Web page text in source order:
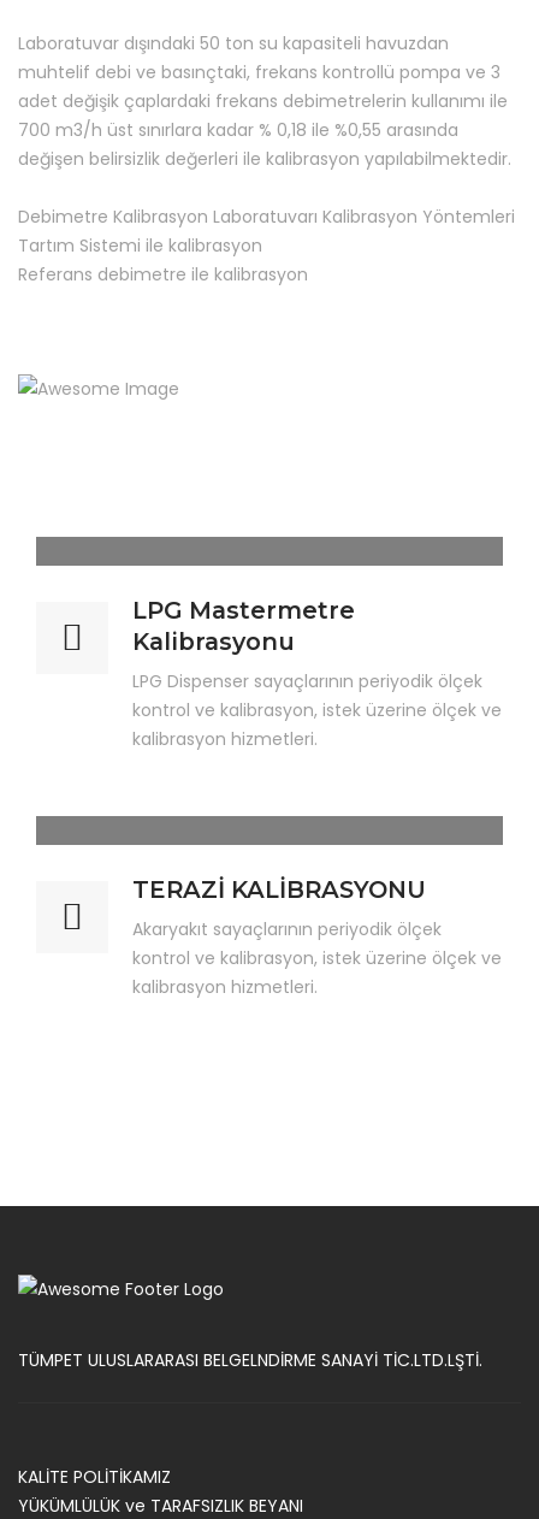
Laboratuvar dışındaki 50 ton su kapasiteli havuzdan
muhtelif debi ve basınçtaki, frekans kontrollü pompa ve 3
adet değişik çaplardaki frekans debimetrelerin kullanımı ile
700 m3/h üst sınırlara kadar % 0,18 ile %0,55 arasında
değişen belirsizlik değerleri ile kalibrasyon yapılabilmektedir.
Debimetre Kalibrasyon Laboratuvarı Kalibrasyon Yöntemleri
Tartım Sistemi ile kalibrasyon
Referans debimetre ile kalibrasyon
LPG Mastermetre
Kalibrasyonu
LPG Dispenser sayaçlarının periyodik ölçek
kontrol ve kalibrasyon, istek üzerine ölçek ve
kalibrasyon hizmetleri.
TERAZİ KALİBRASYONU
Akaryakıt sayaçlarının periyodik ölçek
kontrol ve kalibrasyon, istek üzerine ölçek ve
kalibrasyon hizmetleri.
TÜMPET ULUSLARARASI BELGELNDİRME SANAYİ TİC.LTD.LŞTİ.
KALİTE POLİTİKAMIZ
YÜKÜMLÜLÜK ve TARAFSIZLIK BEYANI